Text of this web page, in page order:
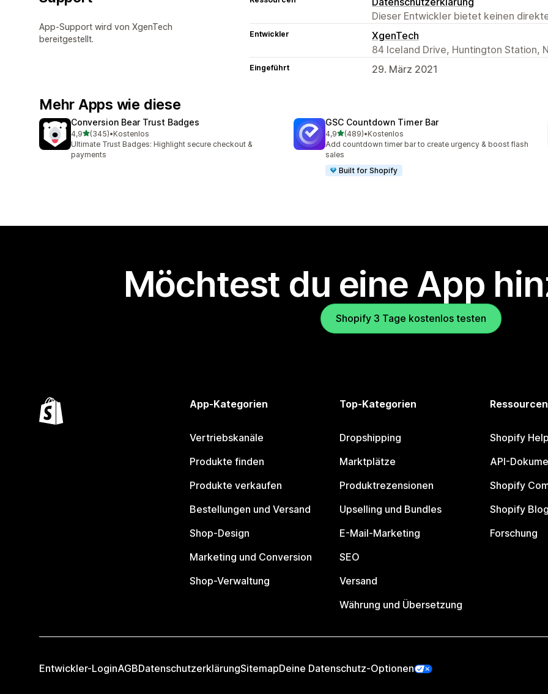
App-Support wird von XgenTech
bereitgestellt.
Dieser Entwickler bietet keinen
Entwickler
XgenTech
84 Iceland Drive, Huntington Station,
Eingeführt 29. März 2021
Mehr Apps wie diese
Conversion Bear Trust Badges
4,9von 5 Sternen
(345)
345 Rezensionen insgesamt
•Kostenlos
Ultimate Trust Badges: Highlight secure checkout &
payments
GSC Countdown Timer Bar
4,9von 5 Sternen
(489)
489 Rezensionen insgesamt
•Kostenlos
Add countdown timer bar to create urgency & boost flash
sales
Built for Shopify
Möchtest du eine App
Shopify 3 Tage kostenlos testen
App-Kategorien
Vertriebskanäle
Produkte finden
Produkte verkaufen
Bestellungen und Versand
Shop-Design
Marketing und Conversion
Shop-Verwaltung
Top-Kategorien
Dropshipping
Marktplätze
Produktrezensionen
Upselling und Bundles
E-Mail-Marketing
SEO
Versand
Währung und Übersetzung
Ressourcen
Shopify
API-
Shopify
Shopify Blog
Forschung
Entwickler-LoginAGBDatenschutzerklärungSitemapDeine Datenschutz-Optionen